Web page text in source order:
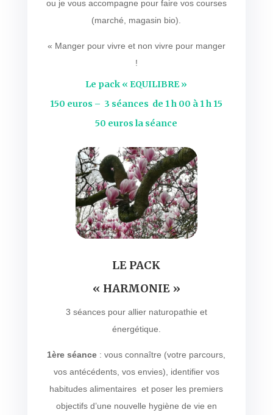
ou je vous accompagne pour faire vos courses
(marché, magasin bio).
« Manger pour vivre et non vivre pour manger
!
Le pack « EQUILIBRE »
150 euros – 3 séances de 1 h 00 à 1 h 15
50 euros la séance
LE PACK
« HARMONIE »
3 séances pour allier naturopathie et
énergétique.
1ère séance : vous connaître (votre parcours,
vos antécédents, vos envies), identifier vos
habitudes alimentaires et poser les premiers
objectifs d’une nouvelle hygiène de vie en